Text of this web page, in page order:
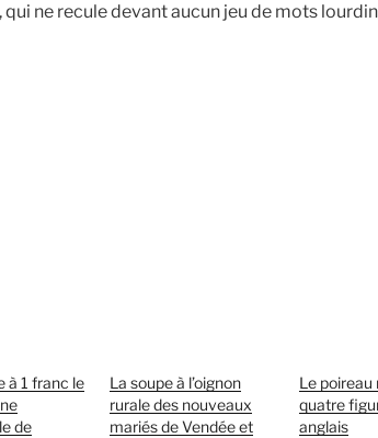
, qui ne recule devant aucun jeu de mots
à 1 franc le
de
La soupe à l’oignon
rurale des nouveaux
mariés de Vendée et
Le poireau
quatre
anglais